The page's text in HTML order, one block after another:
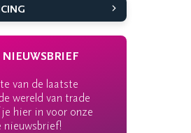
van de laatste
wereld van trade
hier in voor onze
nieuwsbrief!